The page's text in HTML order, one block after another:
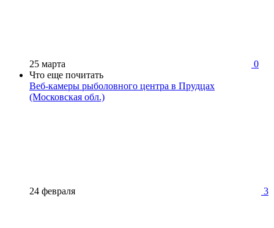
25 марта
0
Что еще почитать
Веб-камеры рыболовного центра в Прудцах
(Московская обл.)
24 февраля 3